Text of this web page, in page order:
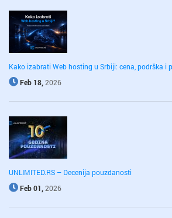
Kako izabrati Web hosting u Srbiji: cena, podrška i
Feb 18,2026
UNLIMITED.RS – Decenija pouzdanosti
Feb 01,2026